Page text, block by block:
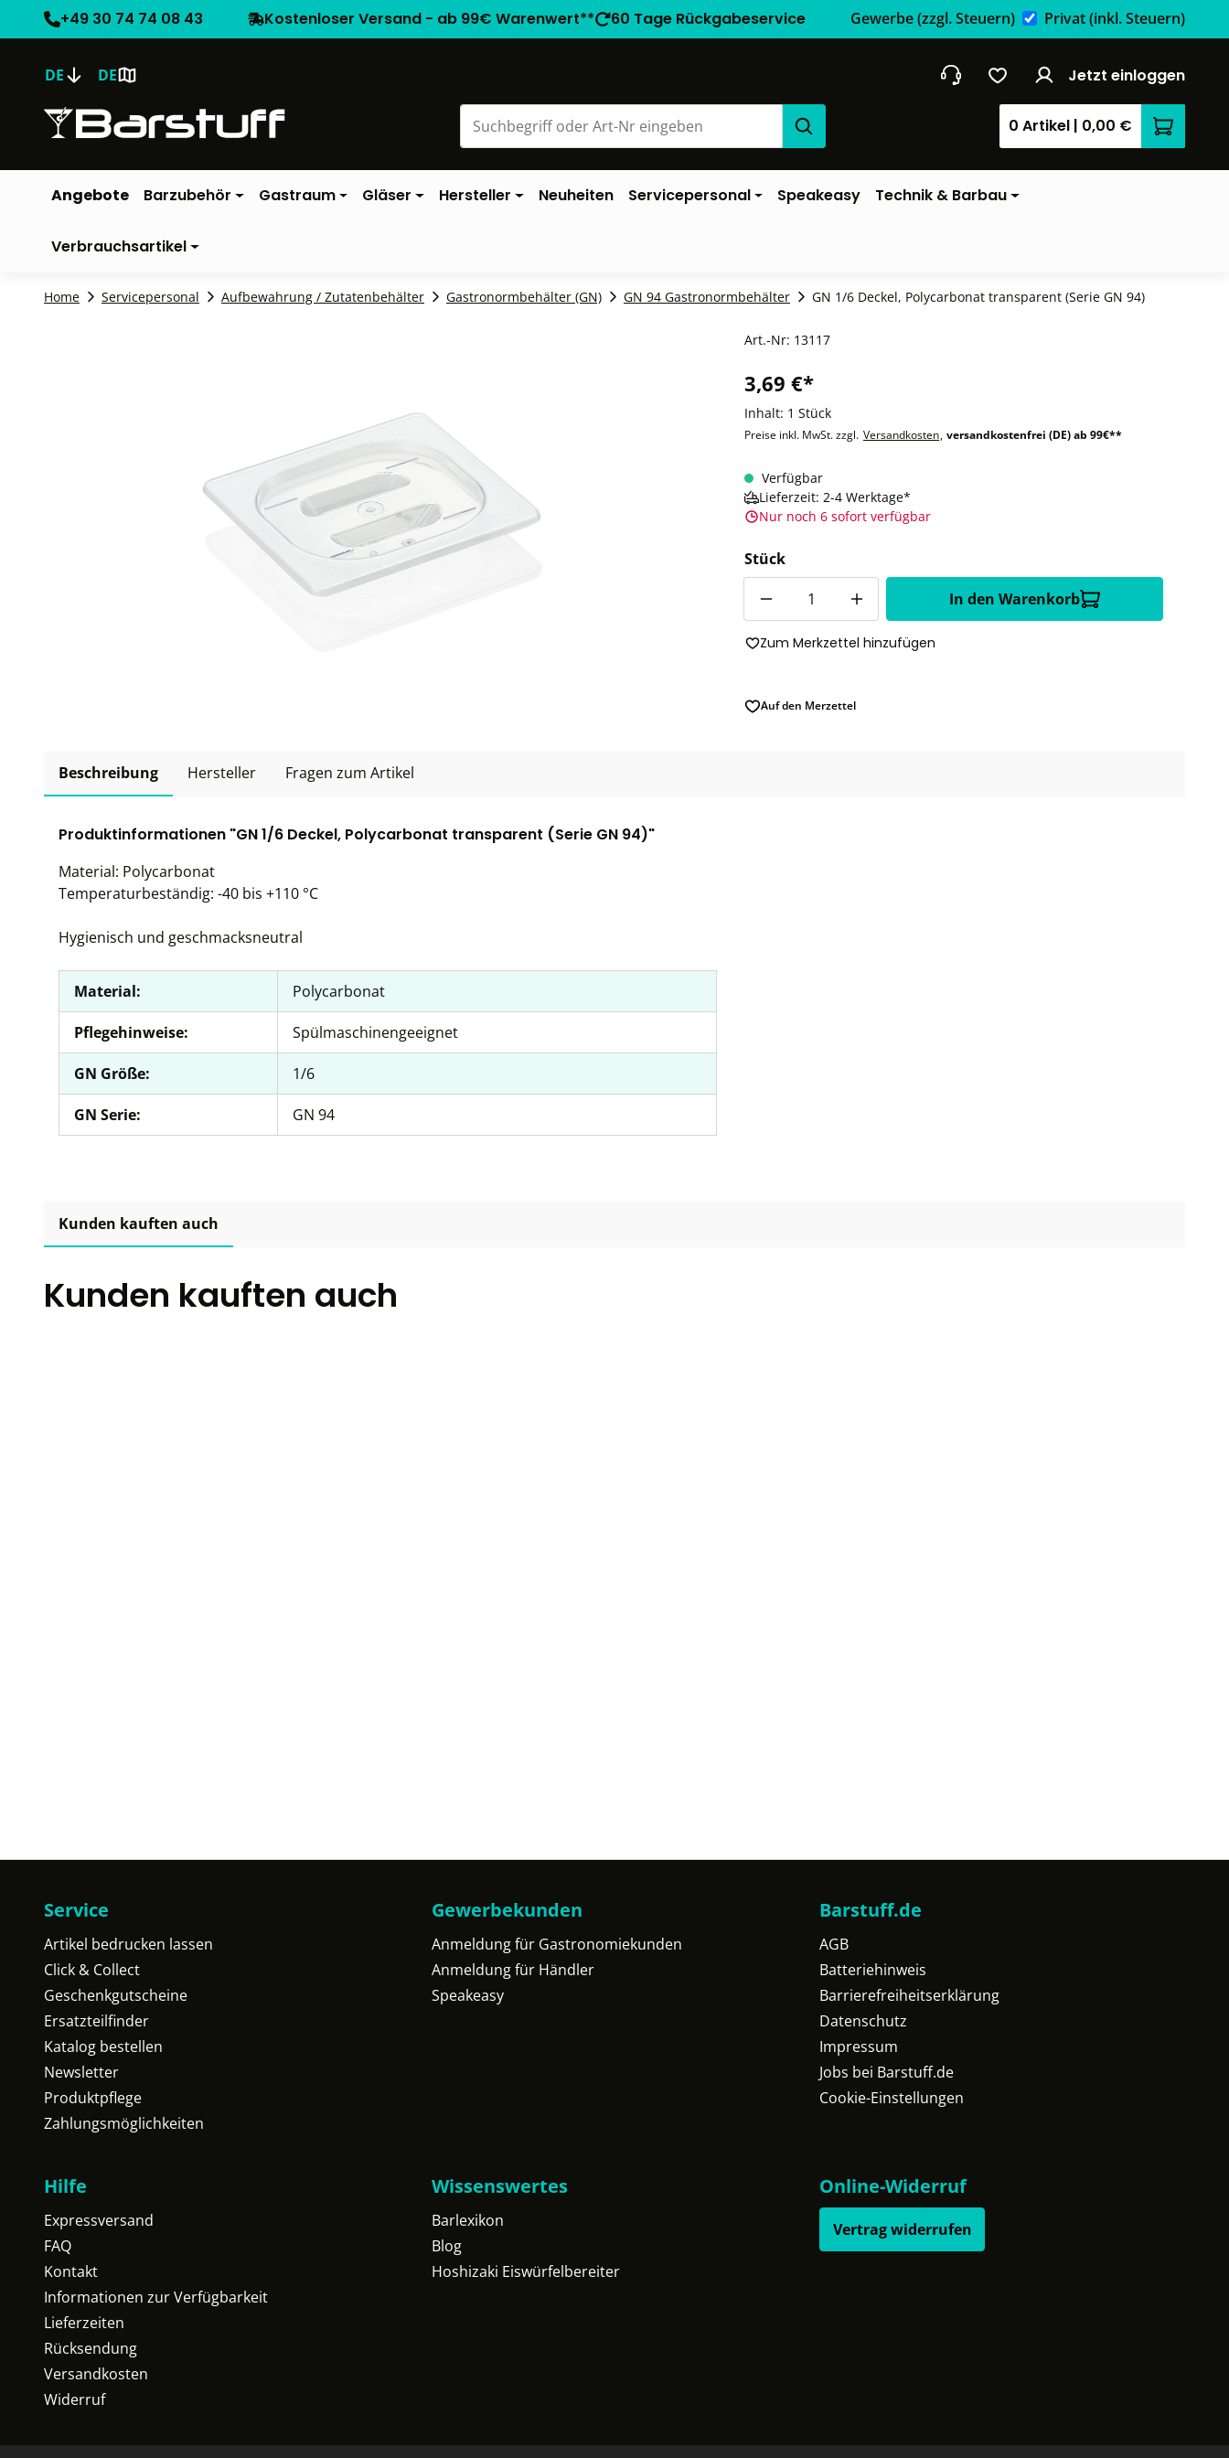
+49 30 74 74 08 43 Kostenloser Versand - ab 99€ Warenwert** 60 Tage Rückgabeservice Gewerbe(zzgl. Steuern) Privat(inkl. Steuern)
DE DE Jetzt einloggen
0 Artikel | 0,00 €
Angebote Barzubehör Gastraum Gläser Hersteller Neuheiten Servicepersonal Speakeasy Technik & Barbau
Verbrauchsartikel
Home Servicepersonal Aufbewahrung / Zutatenbehälter Gastronormbehälter (GN) GN 94 Gastronormbehälter GN 1/6 Deckel, Polycarbonat transparent (Serie GN 94)
Art.-Nr: 13117
3,69 €*
Inhalt: 1 Stück
Preise inkl. MwSt. zzgl. Versandkosten, versandkostenfrei (DE) ab 99€**
Verfügbar
Lieferzeit: 2-4 Werktage*
Nur noch 6 sofort verfügbar
Stück
In den Warenkorb
Zum Merkzettel hinzufügen
Auf den Merzettel
Beschreibung Hersteller Fragen zum Artikel
Produktinformationen "GN 1/6 Deckel, Polycarbonat transparent (Serie GN 94)"
Material: Polycarbonat
Temperaturbeständig: -40 bis +110 °C
Hygienisch und geschmacksneutral
Material: Polycarbonat
Pflegehinweise: Spülmaschinengeeignet
GN Größe: 1/6
GN Serie: GN 94
Kunden kauften auch
Kunden kauften auch
Service
Artikel bedrucken lassen
Click & Collect
Geschenkgutscheine
Ersatzteilfinder
Katalog bestellen
Newsletter
Produktpflege
Zahlungsmöglichkeiten
Gewerbekunden
Anmeldung für Gastronomiekunden
Anmeldung für Händler
Speakeasy
Barstuff.de
AGB
Batteriehinweis
Barrierefreiheitserklärung
Datenschutz
Impressum
Jobs bei Barstuff.de
Cookie-Einstellungen
Hilfe
Expressversand
FAQ
Kontakt
Informationen zur Verfügbarkeit
Lieferzeiten
Rücksendung
Versandkosten
Widerruf
Wissenswertes
Barlexikon
Blog
Hoshizaki Eiswürfelbereiter
Online-Widerruf
Vertrag widerrufen